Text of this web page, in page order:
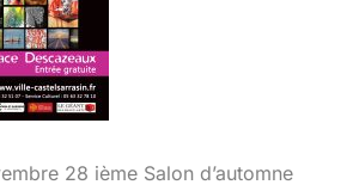
28 ième Salon d’automne